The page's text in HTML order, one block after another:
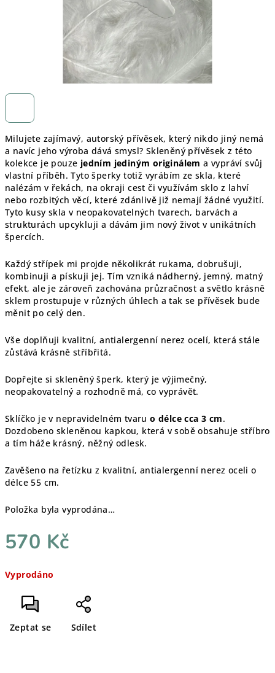
Milujete zajímavý, autorský přívěsek, který nikdo jiný nemá
a navíc jeho výroba dává smysl? Skleněný přívěsek z této
kolekce je pouze jedním jediným originálem a vypráví svůj
vlastní příběh. Tyto šperky totiž vyrábím ze skla, které
nalézám v řekách, na okraji cest či využívám sklo z lahví
nebo rozbitých věcí, které zdánlivě již nemají žádné využití.
Tyto kusy skla v neopakovatelných tvarech, barvách a
strukturách upcykluji a dávám jim nový život v unikátních
špercích.
Každý střípek mi projde několikrát rukama, dobrušuji,
kombinuji a pískuji jej. Tím vzniká nádherný, jemný, matný
efekt, ale je zároveň zachována průzračnost a světlo krásně
sklem prostupuje v různých úhlech a tak se přívěsek bude
měnit po celý den.
Vše doplňuji kvalitní, antialergenní nerez ocelí, která stále
zůstává krásně stříbřitá.
Dopřejte si skleněný šperk, který je výjimečný,
neopakovatelný a rozhodně má, co vyprávět.
Sklíčko je v nepravidelném tvaruo délce cca 3 cm.
Dozdobeno skleněnou kapkou, která v sobě obsahuje stříbro
a tím háže krásný, něžný odlesk.
Zavěšeno na řetízku z kvalitní, antialergenní nerez oceli o
délce 55 cm.
Položka byla vyprodána…
570 Kč
cena:
Vyprodáno
Zeptat se Sdílet